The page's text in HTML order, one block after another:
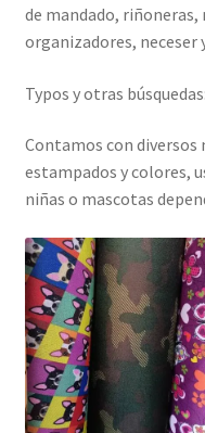
de mandado,
organizadores, neceser
Typos y otras
Contamos con diversos
estampados y colores,
niñas o mascotas